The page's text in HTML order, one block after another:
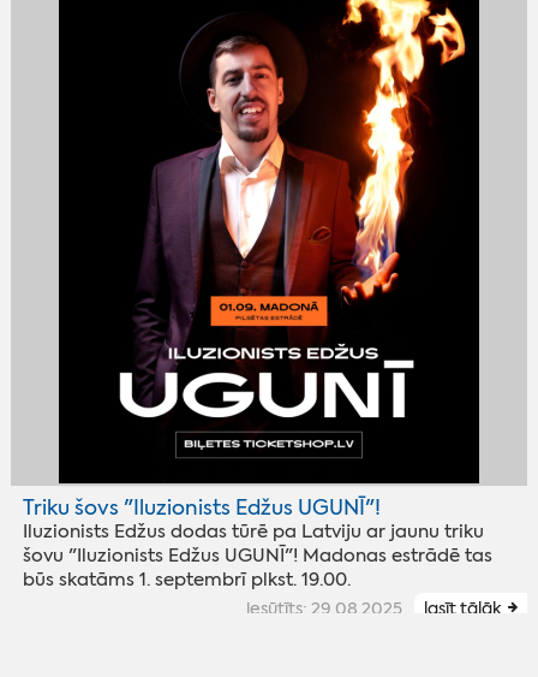
Triku šovs "Iluzionists Edžus UGUNĪ"!
Iluzionists Edžus dodas tūrē pa Latviju ar jaunu triku
šovu "Iluzionists Edžus UGUNĪ"! Madonas estrādē tas
būs skatāms 1. septembrī plkst. 19.00.
iesūtīts: 29.08.2025 lasīt tālāk